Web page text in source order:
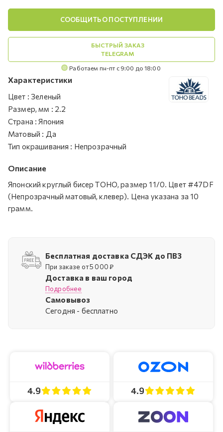
СООБЩИТЬ О ПОСТУПЛЕНИИ
БЫСТРЫЙ ЗАКАЗ
TELEGRAM
Работаем пн-пт с 9:00 до 18:00
Характеристики
Цвет : Зеленый
Размер, мм : 2.2
Страна : Япония
Матовый : Да
Тип окрашивания : Непрозрачный
Описание
Японский круглый бисер TOHO, размер 11/0. Цвет #47DF
(Непрозрачный матовый, клевер). Цена указана за 10
грамм.
Бесплатная доставка СДЭК до ПВЗ
При заказе от 5 000 ₽
Доставка в ваш город
Подробнее
Самовывоз
Cегодня - бесплатно
4.9 4.9